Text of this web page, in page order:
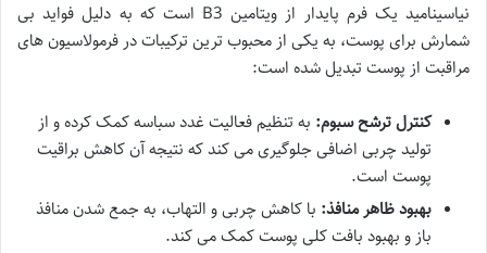
نیاسینامید یک فرم پایدار از ویتامین B3 است که به دلیل فواید بی
شمارش برای پوست، به یکی از محبوب ترین ترکیبات در فرمولاسیون های
مراقبت از پوست تبدیل شده است:
کنترل ترشح سبوم: به تنظیم فعالیت غدد سباسه کمک کرده و از
تولید چربی اضافی جلوگیری می کند که نتیجه آن کاهش براقیت
پوست است.
بهبود ظاهر منافذ: با کاهش چربی و التهاب، به جمع شدن منافذ
باز و بهبود بافت کلی پوست کمک می کند.